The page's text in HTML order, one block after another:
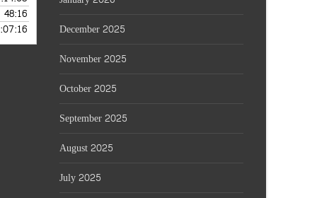
— JULY 30, 2026
48:16
29, 2026 December 2025
November 2025
October 2025
September 2025
August 2025
July 2025